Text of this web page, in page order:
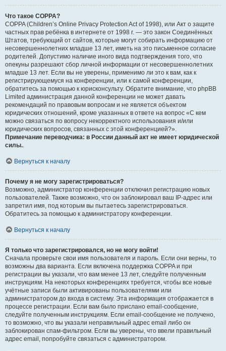
Что такое COPPA?
COPPA (Children’s Online Privacy Protection Act of 1998), или Акт о защите
частных прав ребёнка в интернете от 1998 г. — это закон Соединённых
Штатов, требующий от сайтов, которые могут собирать информацию от
несовершеннолетних младше 13 лет, иметь на это письменное согласие
родителей. Допустимо наличие иного вида подтверждения того, что
опекуны разрешают сбор личной информации от несовершеннолетних
младше 13 лет. Если вы не уверены, применимо ли это к вам, как к
регистрирующемуся на конференции, или к самой конференции,
обратитесь за помощью к юрисконсульту. Обратите внимание, что phpBB
Limited администрация данной конференции не может давать
рекомендаций по правовым вопросам и не является объектом
юридических отношений, кроме указанных в ответе на вопрос «С кем
можно связаться по вопросу некорректного использования и/или
юридических вопросов, связанных с этой конференцией?».
Примечание переводчика: в России данный акт не имеет юридической
силы..
Вернуться к началу
Почему я не могу зарегистрироваться?
Возможно, администратор конференции отключил регистрацию новых
пользователей. Также возможно, что он заблокировал ваш IP-адрес или
запретил имя, под которым вы пытаетесь зарегистрироваться.
Обратитесь за помощью к администратору конференции.
Вернуться к началу
Я только что зарегистрировался, но не могу войти!
Сначала проверьте свои имя пользователя и пароль. Если они верны, то
возможны два варианта. Если включена поддержка COPPA и при
регистрации вы указали, что вам менее 13 лет, следуйте полученным
инструкциям. На некоторых конференциях требуется, чтобы все новые
учётные записи были активированы пользователями или
администратором до входа в систему. Эта информация отображается в
процессе регистрации. Если вам было прислано email-сообщение,
следуйте полученным инструкциям. Если email-сообщение не получено,
то возможно, что вы указали неправильный адрес email либо он
заблокирован спам-фильтром. Если вы уверены, что ввели правильный
адрес email, попробуйте связаться с администратором.